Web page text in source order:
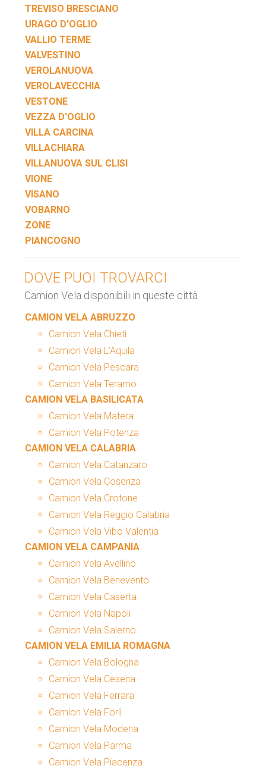
TREVISO BRESCIANO
URAGO D'OGLIO
VALLIO TERME
VALVESTINO
VEROLANUOVA
VEROLAVECCHIA
VESTONE
VEZZA D'OGLIO
VILLA CARCINA
VILLACHIARA
VILLANUOVA SUL CLISI
VIONE
VISANO
VOBARNO
ZONE
PIANCOGNO
DOVE PUOI TROVARCI
Camion Vela disponibili in queste città
CAMION VELA ABRUZZO
Camion Vela Chieti
Camion Vela L’Aquila
Camion Vela Pescara
Camion Vela Teramo
CAMION VELA BASILICATA
Camion Vela Matera
Camion Vela Potenza
CAMION VELA CALABRIA
Camion Vela Catanzaro
Camion Vela Cosenza
Camion Vela Crotone
Camion Vela Reggio Calabria
Camion Vela Vibo Valentia
CAMION VELA CAMPANIA
Camion Vela Avellino
Camion Vela Benevento
Camion Vela Caserta
Camion Vela Napoli
Camion Vela Salerno
CAMION VELA EMILIA ROMAGNA
Camion Vela Bologna
Camion Vela Cesena
Camion Vela Ferrara
Camion Vela Forlì
Camion Vela Modena
Camion Vela Parma
Camion Vela Piacenza